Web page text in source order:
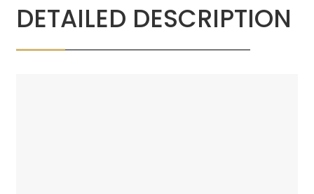
DETAILED DESCRIPTION